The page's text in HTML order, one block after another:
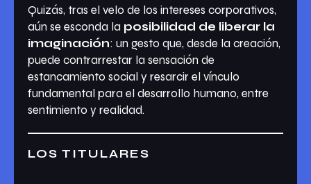
Quizás, tras el velo de los intereses corporativos,
aún se esconda la posibilidad de liberar la
imaginación: un gesto que, desde la creación,
puede contrarrestar la sensación de
estancamiento social y resarcir el vínculo
fundamental para el desarrollo humano, entre
sentimiento y realidad.
LOS TITULARES